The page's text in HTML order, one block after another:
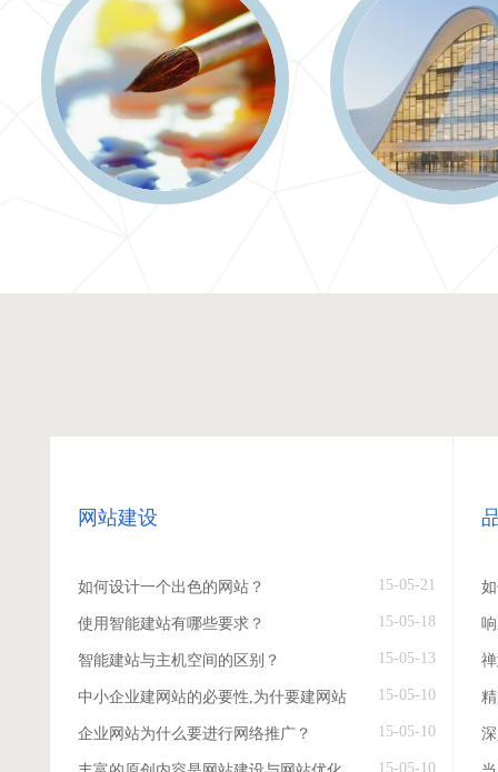
网站建设
如何设计一个出色的网站？ 15-05-21
使用智能建站有哪些要求？ 15-05-18
智能建站与主机空间的区别？ 15-05-13
中小企业建网站的必要性,为什要建网站 15-05-10
企业网站为什么要进行网络推广？ 15-05-10
15-05-10